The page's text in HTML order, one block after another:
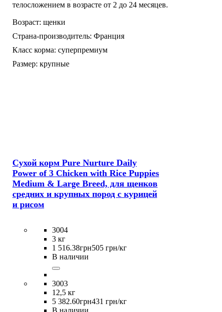
телосложением в возрасте от 2 до 24 месяцев.
Возраст: щенки
Страна-производитель: Франция
Класс корма: суперпремиум
Размер: крупные
Сухой корм Pure Nurture Daily
Power of 3 Chicken with Rice Puppies
Medium & Large Breed, для щенков
средних и крупных пород с курицей
и рисом
3004
3 кг
1 516.38грн505 грн/кг
В наличии
3003
12,5 кг
5 382.60грн431 грн/кг
В наличии